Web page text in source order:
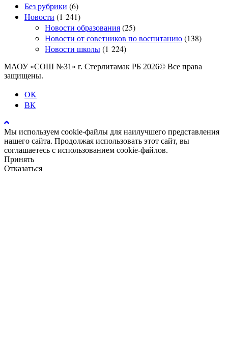
Без рубрики (6)
Новости (1 241)
Новости образования(25)
Новости от советников по воспитанию(138)
Новости школы(1 224)
МАОУ «СОШ №31» г. Стерлитамак РБ 2026© Все права
защищены.
OK
ВК
Мы используем cookie-файлы для наилучшего представления
нашего сайта. Продолжая использовать этот сайт, вы
соглашаетесь с использованием cookie-файлов.
Принять
Отказаться